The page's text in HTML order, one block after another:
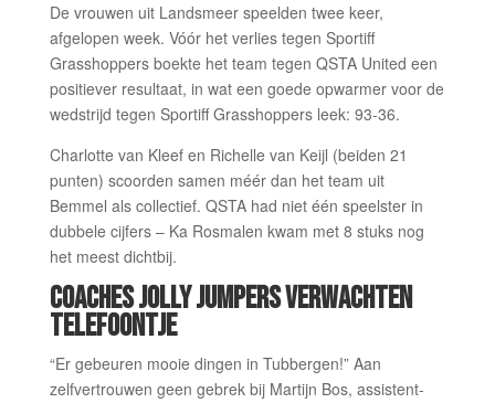
De vrouwen uit Landsmeer speelden twee keer,
afgelopen week. Vóór het verlies tegen Sportiff
Grasshoppers boekte het team tegen QSTA United een
positiever resultaat, in wat een goede opwarmer voor de
wedstrijd tegen Sportiff Grasshoppers leek: 93-36.
Charlotte van Kleef en Richelle van Keijl (beiden 21
punten) scoorden samen méér dan het team uit
Bemmel als collectief. QSTA had niet één speelster in
dubbele cijfers – Ka Rosmalen kwam met 8 stuks nog
het meest dichtbij.
COACHES JOLLY JUMPERS VERWACHTEN
TELEFOONTJE
“Er gebeuren mooie dingen in Tubbergen!” Aan
zelfvertrouwen geen gebrek bij Martijn Bos, assistent-